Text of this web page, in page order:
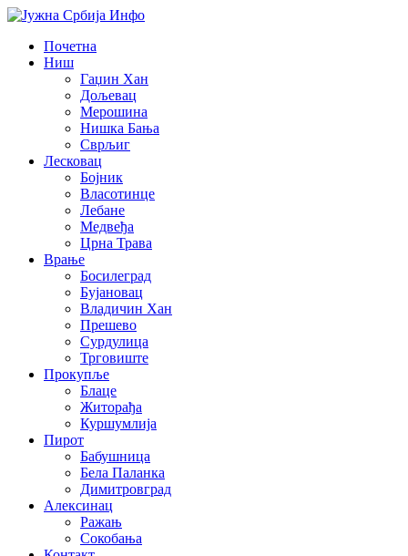
Почетна
Ниш
Гаџин Хан
Дољевац
Мерошина
Нишка Бања
Сврљиг
Лесковац
Бојник
Власотинце
Лебане
Медвеђа
Црна Трава
Врање
Босилеград
Бујановац
Владичин Хан
Прешево
Сурдулица
Трговиште
Прокупље
Блаце
Житорађа
Куршумлија
Пирот
Бабушница
Бела Паланка
Димитровград
Алексинац
Ражањ
Сокобања